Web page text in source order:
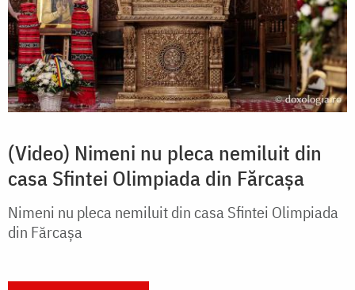
(Video) Nimeni nu pleca nemiluit din
casa Sfintei Olimpiada din Fărcașa
Nimeni nu pleca nemiluit din casa Sfintei Olimpiada
din Fărcașa